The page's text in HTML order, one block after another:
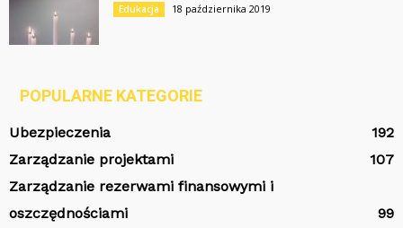
Edukacja 18 października 2019
POPULARNE KATEGORIE
Ubezpieczenia
192
Zarządzanie projektami
107
Zarządzanie rezerwami finansowymi i
oszczędnościami
99